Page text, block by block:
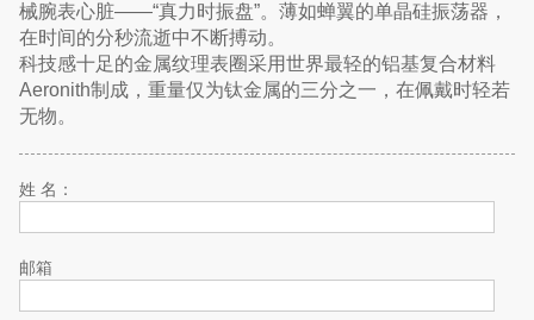
械腕表心脏——“真力时振盘”。薄如蝉翼的单晶硅振荡器，
在时间的分秒流逝中不断搏动。
科技感十足的金属纹理表圈采用世界最轻的铝基复合材料
Aeronith制成，重量仅为钛金属的三分之一，在佩戴时轻若
无物。
姓 名：
邮箱